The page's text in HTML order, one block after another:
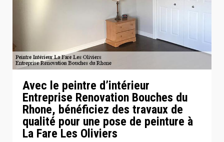
Avec le peintre d’intérieur
Entreprise Renovation Bouches du
Rhone, bénéficiez des travaux de
qualité pour une pose de peinture à
La Fare Les Oliviers